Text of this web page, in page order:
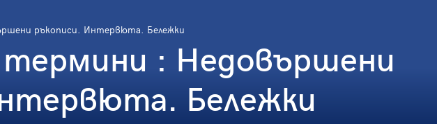
ръкописи. Интервюта. Бележки
: Недовършени
Бележки